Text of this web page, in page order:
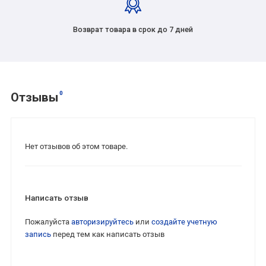
Возврат товара в срок до 7 дней
Отзывы 0
Нет отзывов об этом товаре.
Написать отзыв
Пожалуйста авторизируйтесьили создайте учетную
записьперед тем как написать отзыв